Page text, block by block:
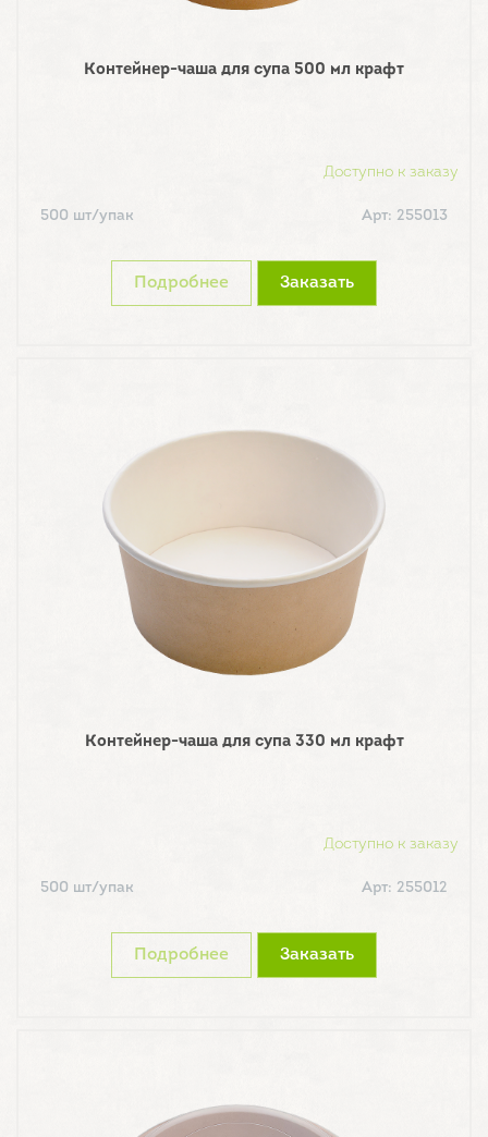
Контейнер-чаша для супа 500 мл крафт
Доступно к заказу
500 шт/упак Арт: 255013
Подробнее Заказать
Контейнер-чаша для супа 330 мл крафт
Доступно к заказу
500 шт/упак Арт: 255012
Подробнее Заказать